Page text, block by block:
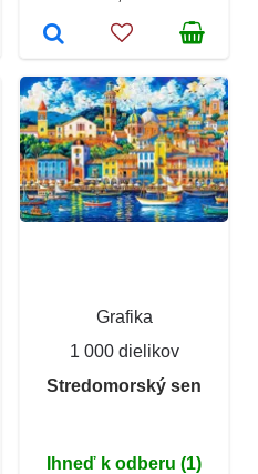
Grafika
1 000 dielikov
Stredomorský sen
Ihneď k odberu (1)